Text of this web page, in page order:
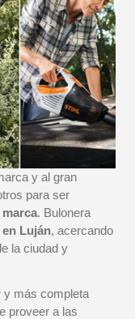
y al gran
para ser
. Bulonera
Luján, acercando
la ciudad y
y más completa
proveer a las